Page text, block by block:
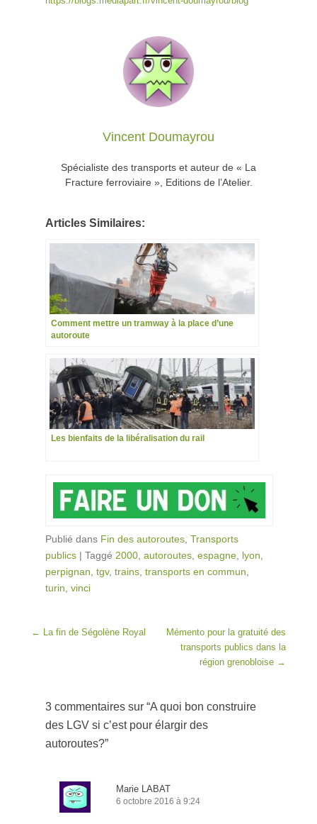
Vincent Doumayrou
Spécialiste des transports et auteur de « La
Fracture ferroviaire », Editions de l’Atelier.
Articles Similaires:
Comment mettre un tramway à la place d’une
autoroute
Les bienfaits de la libéralisation du rail
Publié dans Fin des autoroutes Transports
publics | Taggé 2000 autoroutes espagne lyon
perpignan tgv, trains transports en commun
turin vinci
Post navigation
← La fin de Ségolène Royal
Mémento pour la gratuité des
transports publics dans la
région grenobloise →
3 commentaires sur “A quoi bon construire
des LGV si c’est pour élargir des
autoroutes?”
Marie LABAT
6 octobre 2016 à 9:24